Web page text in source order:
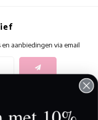
aanbiedingen via email